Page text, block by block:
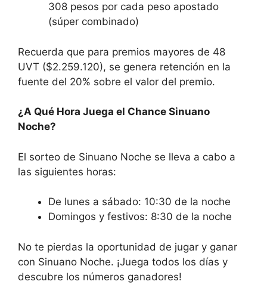
308 pesos por cada peso apostado
(súper combinado)
Recuerda que para premios mayores de 48
UVT ($2.259.120), se genera retención en la
fuente del 20% sobre el valor del premio.
¿A Qué Hora Juega el Chance Sinuano
Noche?
El sorteo de Sinuano Noche se lleva a cabo a
las siguientes horas:
De lunes a sábado: 10:30 de la noche
Domingos y festivos: 8:30 de la noche
No te pierdas la oportunidad de jugar y ganar
con Sinuano Noche. ¡Juega todos los días y
descubre los números ganadores!